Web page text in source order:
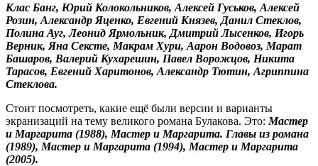
Клас Банг, Юрий Колокольников, Алексей Гуськов, Алексей
Розин, Александр Яценко, Евгений Князев, Данил Стеклов,
Полина Ауг, Леонид Ярмольник, Дмитрий Лысенков, Игорь
Верник, Яна Сексте, Макрам Хури, Аарон Водовоз, Марат
Башаров, Валерий Кухарешин, Павел Ворожцов, Никита
Тарасов, Евгений Харитонов, Александр Тютин, Агриппина
Стеклова.
Стоит посмотреть, какие ещё были версии и варианты
экранизаций на тему великого романа Булакова. Это: Мастер
и Маргарита (1988), Мастер и Маргарита. Главы из романа
(1989), Мастер и Маргарита (1994), Мастер и Маргарита
(2005).